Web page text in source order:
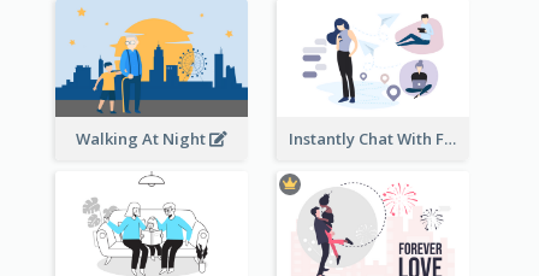
Walking At Night Instantly Chat With Friends Illustration